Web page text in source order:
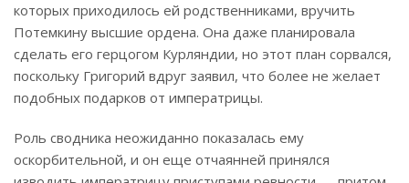
которых приходилось ей родственниками, вручить
Потемкину высшие ордена. Она даже планировала
сделать его герцогом Курляндии, но этот план сорвался,
поскольку Григорий вдруг заявил, что более не желает
подобных подарков от императрицы.
Роль сводника неожиданно показалась ему
оскорбительной, и он еще отчаянней принялся